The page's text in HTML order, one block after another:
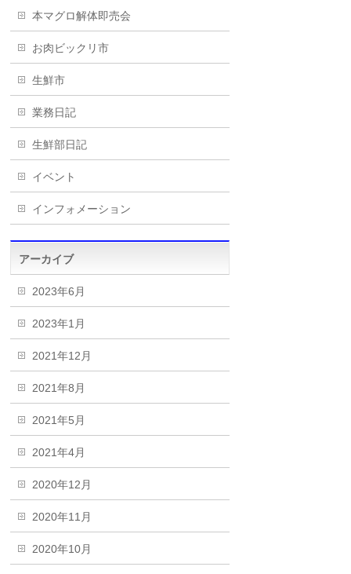
本マグロ解体即売会
お肉ビックリ市
生鮮市
業務日記
生鮮部日記
イベント
インフォメーション
アーカイブ
2023年6月
2023年1月
2021年12月
2021年8月
2021年5月
2021年4月
2020年12月
2020年11月
2020年10月